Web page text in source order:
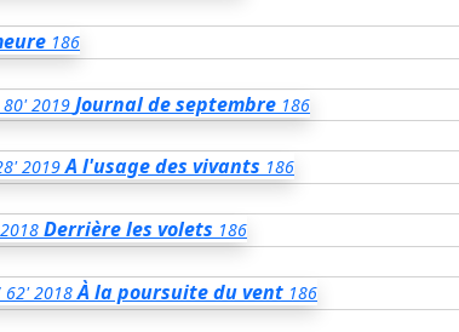
186
80' 2019 Journal de septembre 186
2019 A l'usage des vivants 186
2018 Derrière les volets 186
62' 2018 À la poursuite du vent 186